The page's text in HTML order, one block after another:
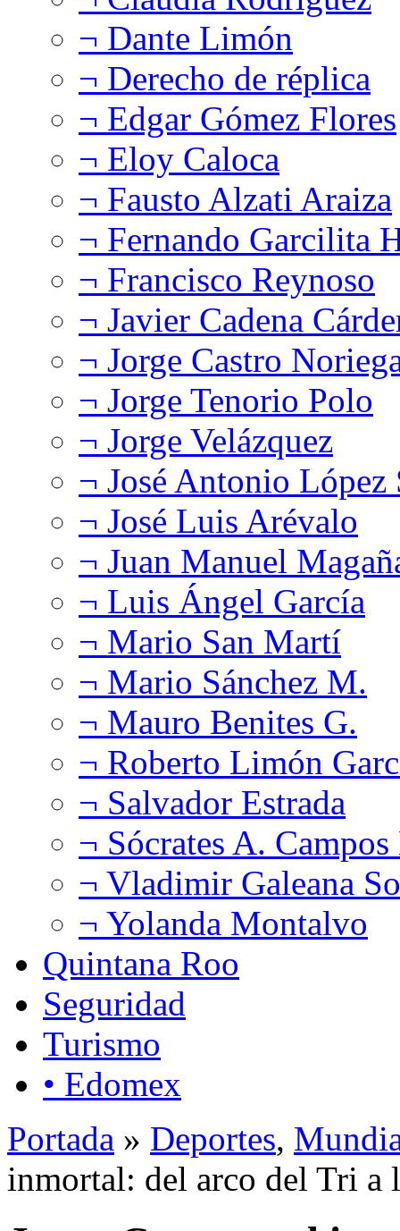
¬ Dante Limón
¬ Derecho de réplica
¬ Edgar Gómez Flores
¬ Eloy Caloca
¬ Fausto Alzati Araiza
¬ Fernando Garcilita
¬ Francisco Reynoso
¬ Javier Cadena
¬ Jorge Castro
¬ Jorge Tenorio Polo
¬ Jorge Velázquez
¬ José Antonio López
¬ José Luis Arévalo
¬ Juan Manuel
¬ Luis Ángel García
¬ Mario San Martí
¬ Mario Sánchez M.
¬ Mauro Benites G.
¬ Roberto Limón
¬ Salvador Estrada
¬ Sócrates A.
¬ Vladimir Galeana
¬ Yolanda Montalvo
Quintana Roo
Seguridad
Turismo
• Edomex
Portada » Deportes,
inmortal: del arco del Tri a